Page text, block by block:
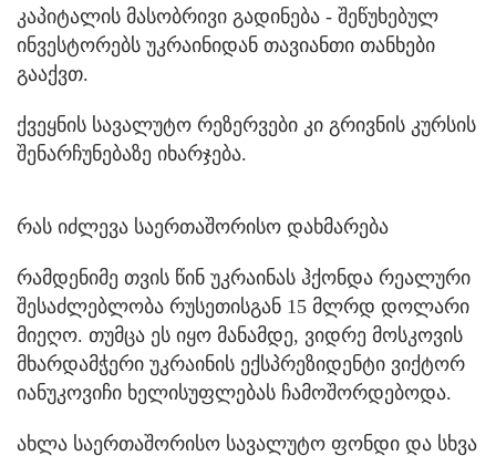
კაპიტალის მასობრივი გადინება - შეწუხებულ
ინვესტორებს უკრაინიდან თავიანთი თანხები
გააქვთ.
ქვეყნის სავალუტო რეზერვები კი გრივნის კურსის
შენარჩუნებაზე იხარჯება.
რას იძლევა საერთაშორისო დახმარება
რამდენიმე თვის წინ უკრაინას ჰქონდა რეალური
შესაძლებლობა რუსეთისგან 15 მლრდ დოლარი
მიეღო. თუმცა ეს იყო მანამდე, ვიდრე მოსკოვის
მხარდამჭერი უკრაინის ექსპრეზიდენტი ვიქტორ
იანუკოვიჩი ხელისუფლებას ჩამოშორდებოდა.
ახლა საერთაშორისო სავალუტო ფონდი და სხვა